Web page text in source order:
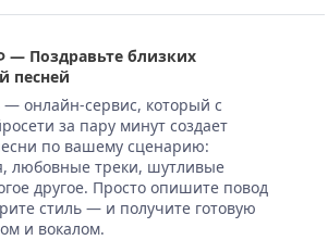
— Поздравьте близких
песней
онлайн-сервис, который с
за пару минут создает
по вашему сценарию:
любовные треки, шутливые
другое. Просто опишите повод
стиль — и получите готовую
и вокалом.